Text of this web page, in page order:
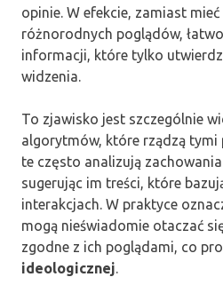
opinie. W efekcie, zamiast
różnorodnych poglądów,
informacji, które tylko
widzenia.
To zjawisko jest szczególnie
algorytmów, które rządzą
te często analizują
sugerując im treści, które
interakcjach. W praktyce
mogą nieświadomie otaczać
zgodne z ich poglądami, co
ideologicznej